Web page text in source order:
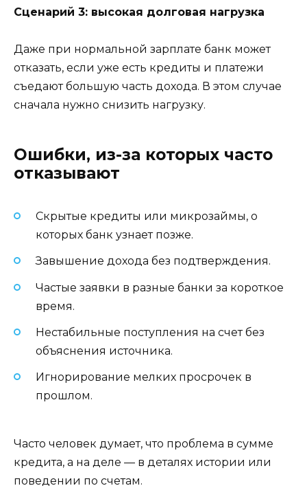
Сценарий 3: высокая долговая нагрузка
Даже при нормальной зарплате банк может
отказать, если уже есть кредиты и платежи
съедают большую часть дохода. В этом случае
сначала нужно снизить нагрузку.
Ошибки, из-за которых часто
отказывают
Скрытые кредиты или микрозаймы, о
которых банк узнает позже.
Завышение дохода без подтверждения.
Частые заявки в разные банки за короткое
время.
Нестабильные поступления на счет без
объяснения источника.
Игнорирование мелких просрочек в
прошлом.
Часто человек думает, что проблема в сумме
кредита, а на деле — в деталях истории или
поведении по счетам.